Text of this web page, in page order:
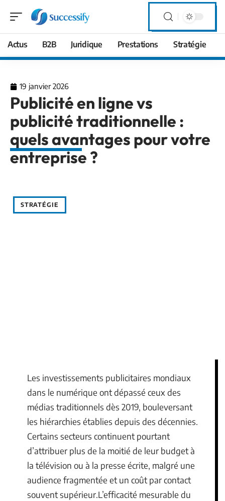
Actus B2B Juridique Prestations Stratégie
19 janvier 2026
Publicité en ligne vs
publicité traditionnelle :
quels avantages pour votre
entreprise ?
STRATÉGIE
Les investissements publicitaires mondiaux
dans le numérique ont dépassé ceux des
médias traditionnels dès 2019, bouleversant
les hiérarchies établies depuis des décennies.
Certains secteurs continuent pourtant
d’attribuer plus de la moitié de leur budget à
la télévision ou à la presse écrite, malgré une
audience fragmentée et un coût par contact
souvent supérieur.L’efficacité mesurable du